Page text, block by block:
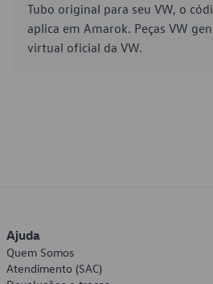
Tubo original para seu VW, o
aplica em Amarok. Peças VW
virtual oficial da VW.
Ajuda
Quem Somos
Atendimento (SAC)